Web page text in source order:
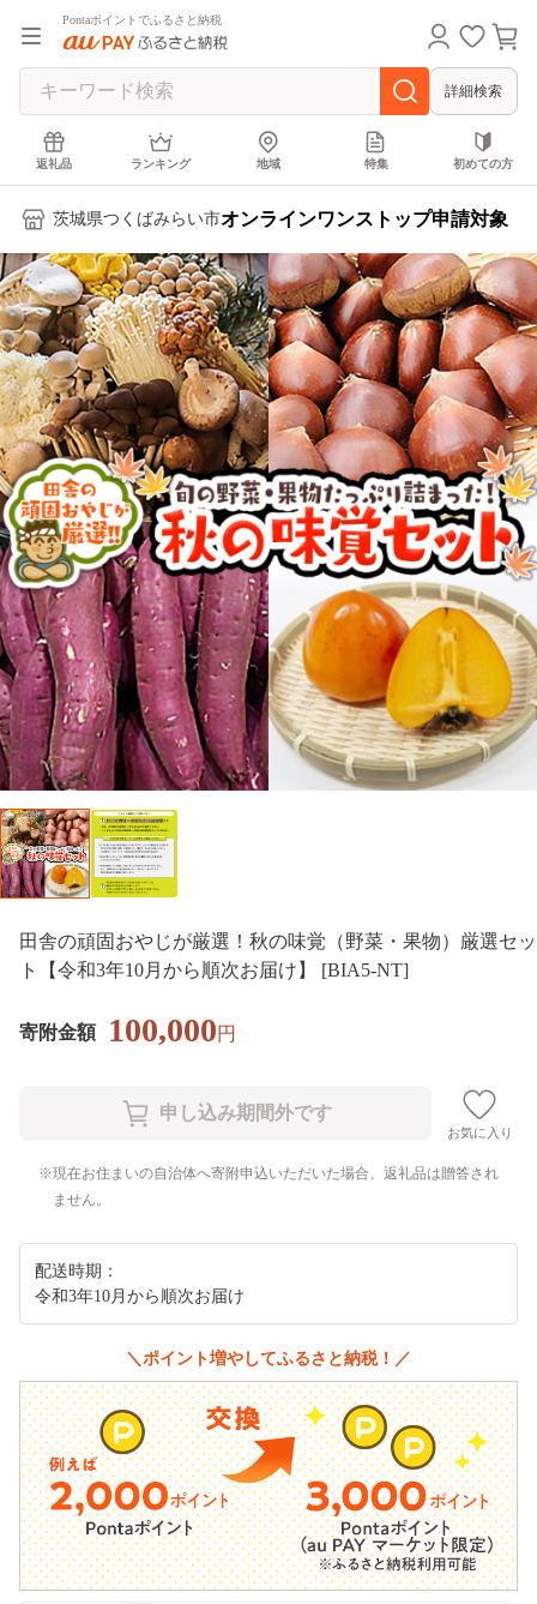
Pontaポイントでふるさと納税
詳細検索
返礼品 ランキング 地域 特集 初めての方
茨城県つくばみらい市オンラインワンストップ申請対象
田舎の頑固おやじが厳選！秋の味覚（野菜・果物）厳選セッ
ト【令和3年10月から順次お届け】 [BIA5-NT]
寄附金額 100,000円
お気に入り
現在お住まいの自治体へ寄附申込いただいた場合、返礼品は贈答され
ません。
配送時期：
令和3年10月から順次お届け
＼ポイント増やしてふるさと納税！／